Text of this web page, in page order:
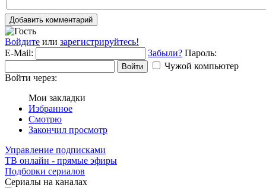
Добавить комментарий
Войдите или зарегистрируйтесь!
E-Mail:
Забыли? Пароль:
Войти
Чужой компьютер
Войти через:
Мои закладки
Избранное
Смотрю
Закончил просмотр
Управление подписками
ТВ онлайн - прямые эфиры
Подборки сериалов
Сериалы на каналах